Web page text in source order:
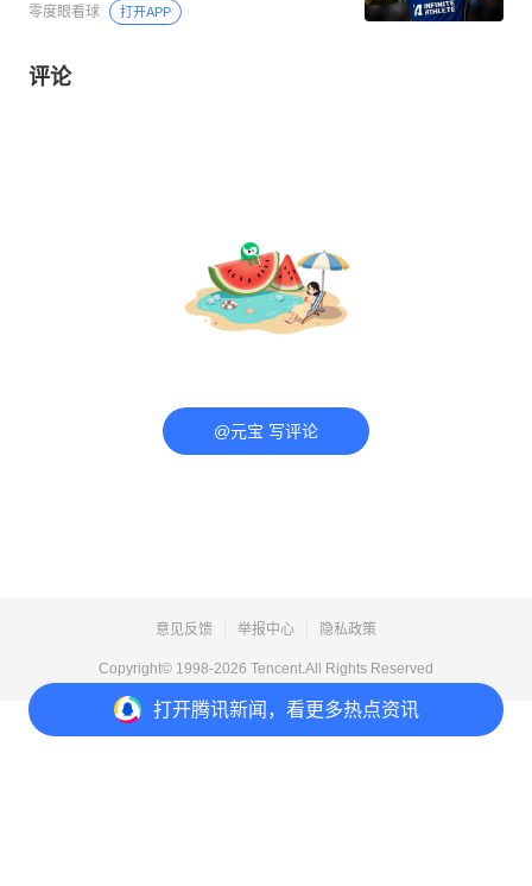
打开腾讯新闻，看更多热点资讯
零度眼看球 打开APP
评论
@元宝 写评论
意见反馈 举报中心 隐私政策
Copyright© 1998-2026 Tencent.All Rights Reserved